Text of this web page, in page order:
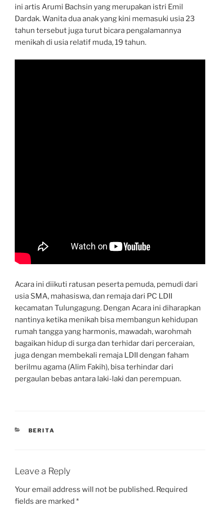
ini artis Arumi Bachsin yang merupakan istri Emil
Dardak. Wanita dua anak yang kini memasuki usia 23
tahun tersebut juga turut bicara pengalamannya
menikah di usia relatif muda, 19 tahun.
Acara ini diikuti ratusan peserta pemuda, pemudi dari
usia SMA, mahasiswa, dan remaja dari PC LDII
kecamatan Tulungagung. Dengan Acara ini diharapkan
nantinya ketika menikah bisa membangun kehidupan
rumah tangga yang harmonis, mawadah, warohmah
bagaikan hidup di surga dan terhidar dari perceraian,
juga dengan membekali remaja LDII dengan faham
berilmu agama (Alim Fakih), bisa terhindar dari
pergaulan bebas antara laki-laki dan perempuan.
CATEGORIES
BERITA
Leave a Reply
Your email address will not be published. Required
fields are marked *